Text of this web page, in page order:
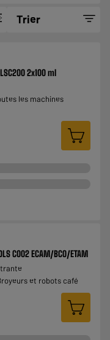
Trier
2x100 ml
les machines
C002 ECAM/BCO/ETAM
et robots café